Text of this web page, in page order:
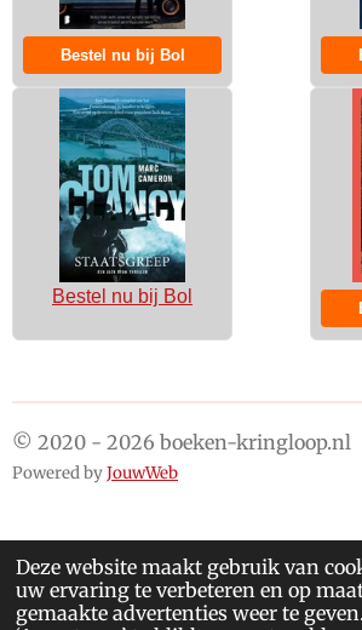
Deze website maakt gebruik van
uw ervaring te verbeteren en op
gemaakte advertenties weer te
Bestel nu bij Bol
Bestel nu bij Bol
© 2020 - 2026 boeken-kringloop.nl
Powered byJouwWeb